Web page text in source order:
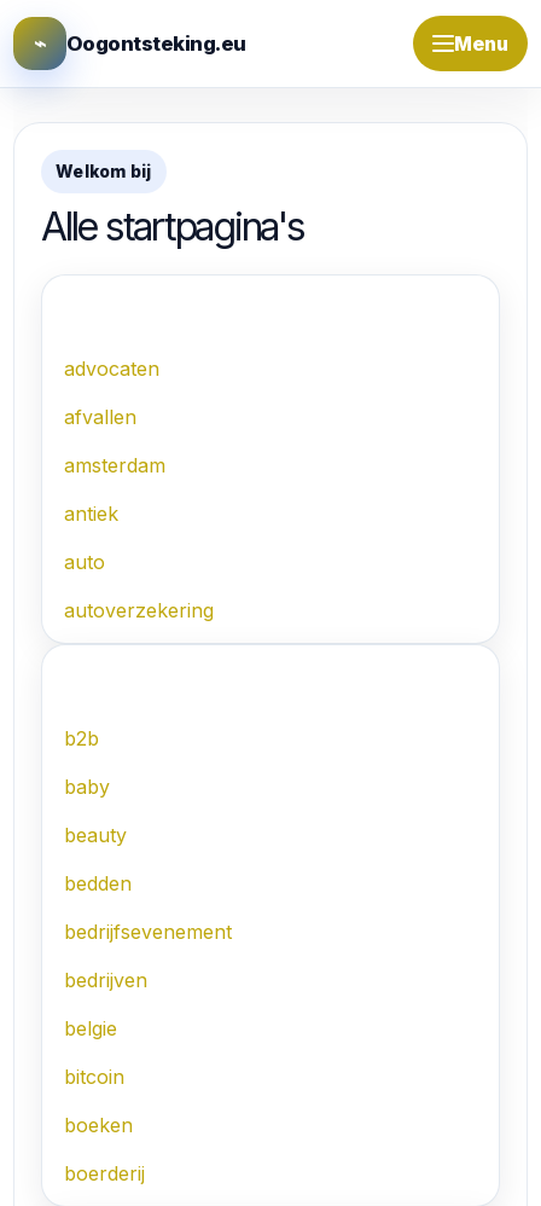
⌁ Oogontsteking.eu Menu
Welkom bij
Alle startpagina's
advocaten
afvallen
amsterdam
antiek
auto
autoverzekering
b2b
baby
beauty
bedden
bedrijfsevenement
bedrijven
belgie
bitcoin
boeken
boerderij